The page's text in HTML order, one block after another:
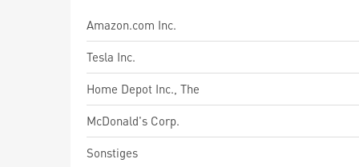
Amazon.com Inc.
Tesla Inc.
Home Depot Inc., The
McDonald's Corp.
Sonstiges